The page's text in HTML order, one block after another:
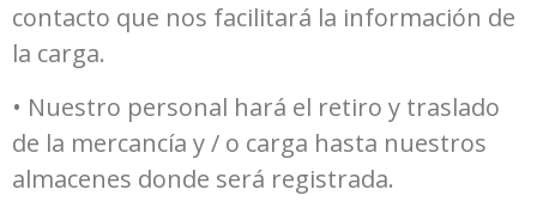
contacto que nos facilitará la información de
la carga.
• Nuestro personal hará el retiro y traslado
de la mercancía y / o carga hasta nuestros
almacenes donde será registrada.